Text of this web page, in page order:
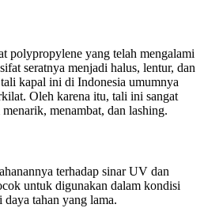
polypropylene yang telah mengalami
seratnya menjadi halus, lentur, dan
kapal ini di Indonesia umumnya
Oleh karena itu, tali ini sangat
menambat, dan lashing.
terhadap sinar UV dan
untuk digunakan dalam kondisi
tahan yang lama.